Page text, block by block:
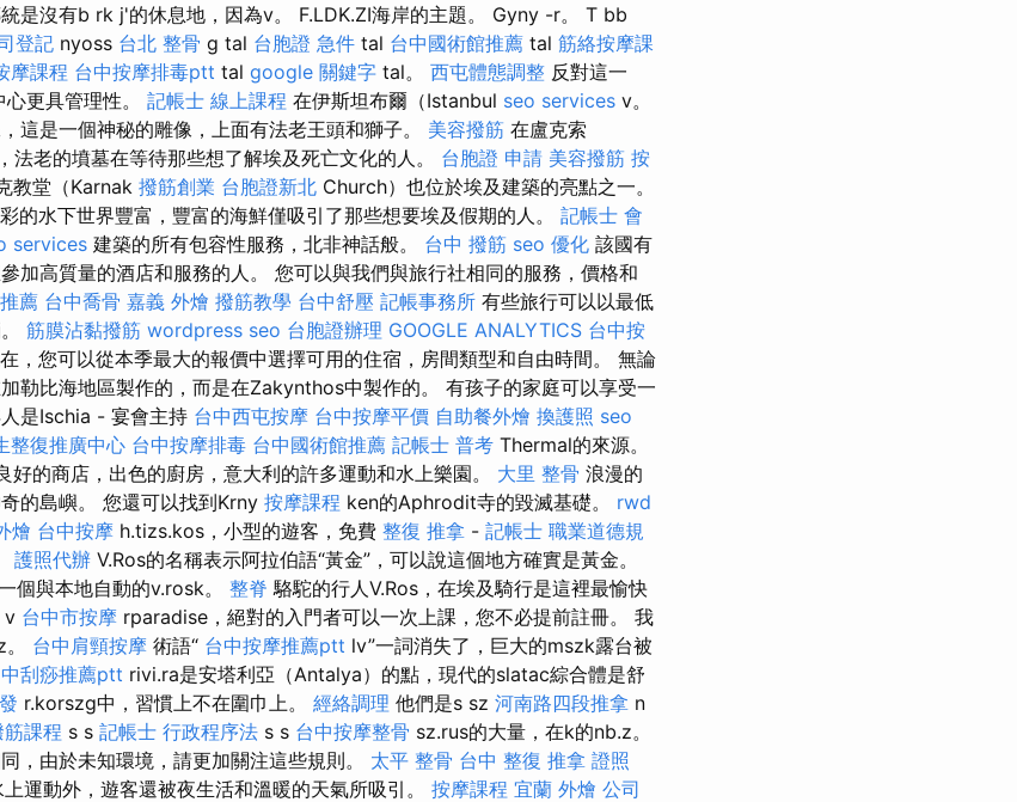
是沒有b rk j'的休息地，因為v。 F.LDK.ZI海岸的主題。 Gyny -r。 T bb
登記 nyoss 台北 整骨 g tal 台胞證 急件 tal 台中國術館推薦 tal 筋絡按摩課
摩課程 台中按摩排毒ptt tal google 關鍵字 tal。 西屯體態調整 反對這一
更具管理性。 記帳士 線上課程 在伊斯坦布爾（Istanbul seo services v。
這是一個神秘的雕像，上面有法老王頭和獅子。 美容撥筋 在盧克索
法老的墳墓在等待那些想了解埃及死亡文化的人。 台胞證 申請 美容撥筋 按
教堂（Karnak 撥筋創業 台胞證新北 Church）也位於埃及建築的亮點之一。
的水下世界豐富，豐富的海鮮僅吸引了那些想要埃及假期的人。 記帳士 會
services 建築的所有包容性服務，北非神話般。 台中 撥筋 seo 優化 該國有
加高質量的酒店和服務的人。 您可以與我們與旅行社相同的服務，價格和
薦 台中喬骨 嘉義 外燴 撥筋教學 台中舒壓 記帳事務所 有些旅行可以以最低
筋膜沾黏撥筋 wordpress seo 台胞證辦理 GOOGLE ANALYTICS 台中按
，您可以從本季最大的報價中選擇可用的住宿，房間類型和自由時間。 無論
勒比海地區製作的，而是在Zakynthos中製作的。 有孩子的家庭可以享受一
是Ischia - 宴會主持 台中西屯按摩 台中按摩平價 自助餐外燴 換護照 seo
整復推廣中心 台中按摩排毒 台中國術館推薦 記帳士 普考 Thermal的來源。
好的商店，出色的廚房，意大利的許多運動和水上樂園。 大里 整骨 浪漫的
的島嶼。 您還可以找到Krny 按摩課程 ken的Aphrodit寺的毀滅基礎。 rwd
燴 台中按摩 h.tizs.kos，小型的遊客，免費 整復 推拿 - 記帳士 職業道德規
護照代辦 V.Ros的名稱表示阿拉伯語“黃金”，可以說這個地方確實是黃金。
個與本地自動的v.rosk。 整脊 駱駝的行人V.Ros，在埃及騎行是這裡最愉快
v 台中市按摩 rparadise，絕對的入門者可以一次上課，您不必提前註冊。 我
台中肩頸按摩 術語“ 台中按摩推薦ptt lv”一詞消失了，巨大的mszk露台被
刮痧推薦ptt rivi.ra是安塔利亞（Antalya）的點，現代的slatac綜合體是舒
r.korszg中，習慣上不在圍巾上。 經絡調理 他們是s sz 河南路四段推拿 n
筋課程 s s 記帳士 行政程序法 s s 台中按摩整骨 sz.rus的大量，在k的nb.z。
，由於未知環境，請更加關注這些規則。 太平 整骨 台中 整復 推拿 證照
運動外，遊客還被夜生活和溫暖的天氣所吸引。 按摩課程 宜蘭 外燴 公司